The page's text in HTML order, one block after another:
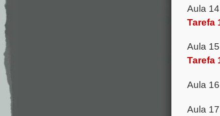
Aula
Tarefa
Aula
Tarefa
Aula
Aula